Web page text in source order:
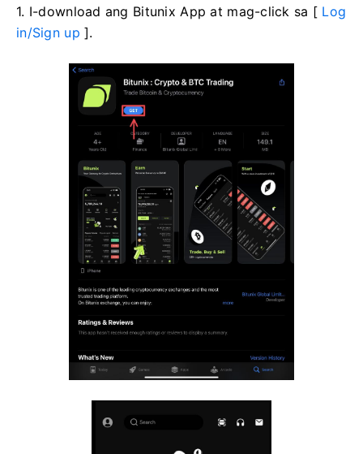
1. I-download ang Bitunix App at mag-click sa [ Log
in/Sign up ].